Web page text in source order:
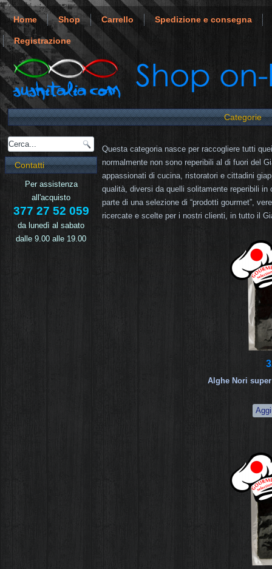
Home Shop Carrello Spedizione e consegna
Registrazione
Categorie
Contatti
Per assistenza
all'acquisto
377 27 52 059
da lunedì al sabato
dalle 9.00 alle 19.00
Questa categoria nasce per raccogliere tutti
normalmente non sono reperibili al di fuori del
appassionati di cucina, ristoratori e cittadini
qualità, diversi da quelli solitamente reperibili
parte di una selezione di “prodotti gourmet”,
ricercate e scelte per i nostri clienti, in tutto il
Alghe Nori